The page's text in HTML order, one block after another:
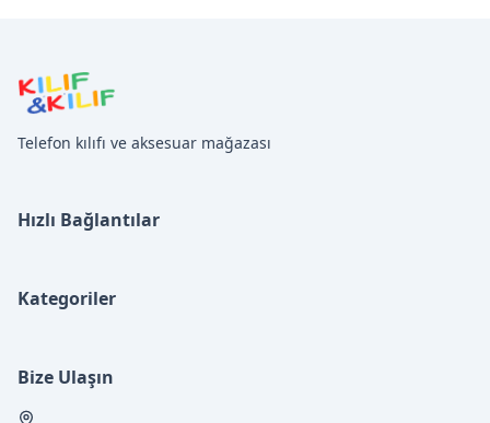
Telefon kılıfı ve aksesuar mağazası
Hızlı Bağlantılar
Kategoriler
Bize Ulaşın